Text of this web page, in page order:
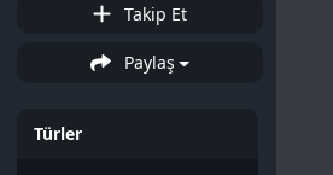
Takip Et
Paylaş
Türler